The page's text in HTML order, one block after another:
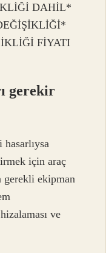
DAHİL*
FİYATI
gerekir
için araç
gerekli ekipman
ve